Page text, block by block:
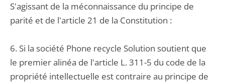
S'agissant de la méconnaissance du principe de
parité et de l'article 21 de la Constitution :
6. Si la société Phone recycle Solution soutient que
le premier alinéa de l'article L. 311-5 du code de la
propriété intellectuelle est contraire au principe de